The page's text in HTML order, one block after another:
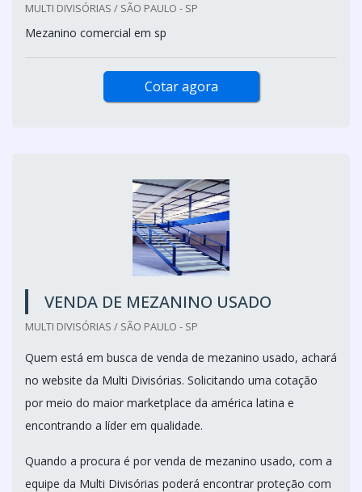
MULTI DIVISÓRIAS / SÃO PAULO - SP
Mezanino comercial em sp
Cotar agora
VENDA DE MEZANINO USADO
MULTI DIVISÓRIAS / SÃO PAULO - SP
Quem está em busca de venda de mezanino usado, achará
no website da Multi Divisórias. Solicitando uma cotação
por meio do maior marketplace da américa latina e
encontrando a líder em qualidade.
Quando a procura é por venda de mezanino usado, com a
equipe da Multi Divisórias poderá encontrar proteção com